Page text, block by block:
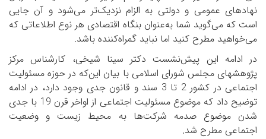
نهادهای عمومی و دولتی به الزام نزدیک‌تر می‌شود و آن جایی
است که می‌گوید شما به‌عنوان بنگاه اقتصادی هر نوع اطلاعاتی که
می‌خواهید مطرح کنید اما نباید گمراه‌کننده باشد.
در ادامه این پیش‌نشست دکتر سینا شیخی، کارشناس مرکز
پژوهش­های مجلس شورای اسلامی با بیان این‌که در حوزه مسئولیت
اجتماعی در کشور 2 تا 3 سند و قانون جدی وجود دارد، در ادامه
توضیح داد که موضوع مسئولیت اجتماعی از اواخر قرن 19 با جدی
شدن موضوع صدمه شرکت‌ها به محیط زیست و وضعیت
اجتماعی مطرح شد.